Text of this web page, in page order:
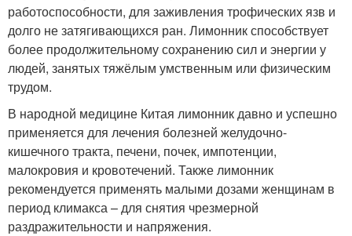
работоспособности, для заживления трофических язв и
долго не затягивающихся ран. Лимонник способствует
более продолжительному сохранению сил и энергии у
людей, занятых тяжёлым умственным или физическим
трудом.
В народной медицине Китая лимонник давно и успешно
применяется для лечения болезней желудочно-
кишечного тракта, печени, почек, импотенции,
малокровия и кровотечений. Также лимонник
рекомендуется применять малыми дозами женщинам в
период климакса – для снятия чрезмерной
раздражительности и напряжения.